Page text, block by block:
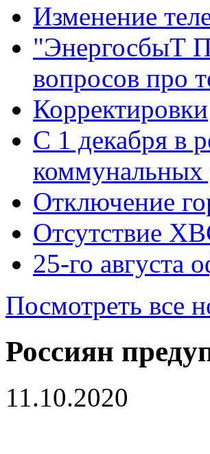
Изменение
"ЭнергосбыТ
вопросов про
Корректировки
С 1 декабря в
коммунальных
Отключение
Отсутствие
25-го августа
Посмотреть все
Россиян
11.10.2020